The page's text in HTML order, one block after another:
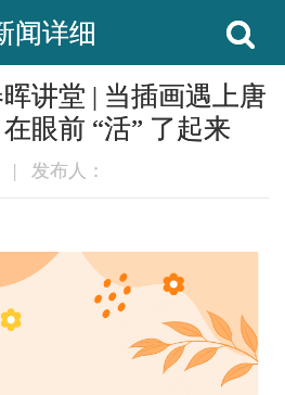
闻详细
晖讲堂 | 当插画遇上唐
眼前 “活” 了起来
发布人：